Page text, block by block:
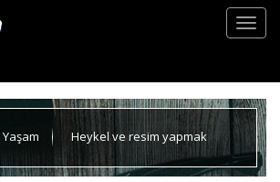
Yaşam Heykel ve resim yapmak